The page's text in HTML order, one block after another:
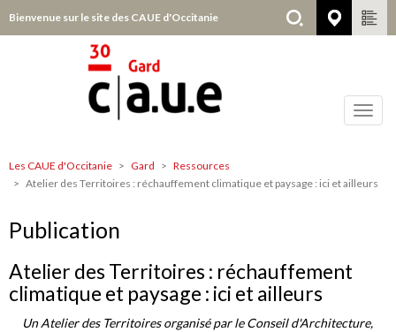
au
Bienvenue sur le site des CAUE d'Occitanie Gard
Gard
Les CAUE d'Occitanie Gard
Ressources
Atelier des Territoires : réchauffement climatique et paysage : ici et ailleurs
Publication
Atelier des Territoires : réchauffement
climatique et paysage : ici et ailleurs
Un Atelier des Territoires organisé par le Conseil d'Architecture,